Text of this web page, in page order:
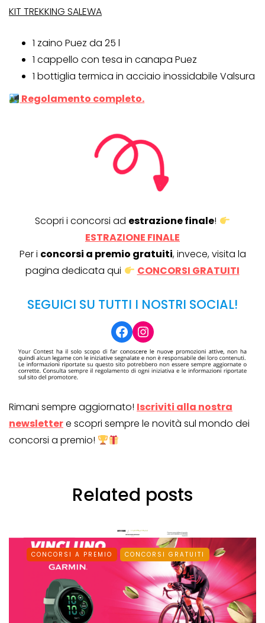
KIT TREKKING SALEWA
1 zaino Puez da 25 l
1 cappello con tesa in canapa Puez
1 bottiglia termica in acciaio inossidabile Valsura
Regolamento completo.
Scopri i concorsi ad estrazione finale!
ESTRAZIONE FINALE
Per i concorsi a premio gratuiti, invece, visita la
pagina dedicata qui
CONCORSI GRATUITI
SEGUICI SU TUTTI I NOSTRI SOCIAL!
Facebook
Instagram
Rimani sempre aggiornato! Iscriviti alla nostra
newslettere scopri sempre le novità sul mondo dei
concorsi a premio!
Related posts
CONCORSI A PREMIO CONCORSI GRATUITI